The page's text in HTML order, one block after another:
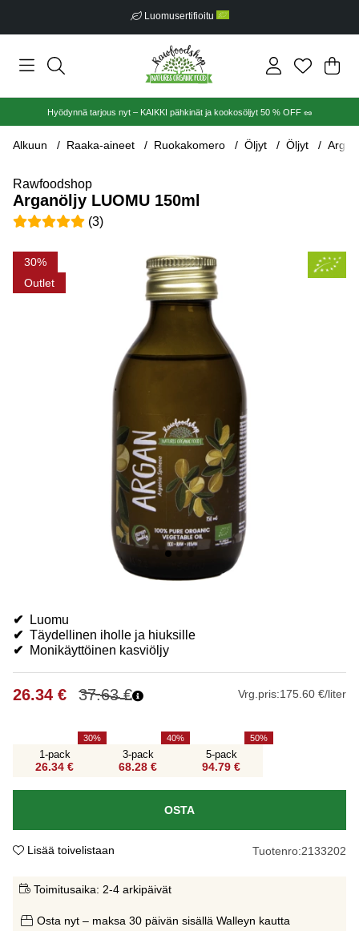
Luomusertifioitu
.
Hyödynnä tarjous nyt – KAIKKI pähkinät ja kookosöljyt 50 % OFF 🥜
Alkuun Raaka-aineet Ruokakomero Öljyt Öljyt
Rawfoodshop
Arganöljy LUOMU 150ml
Keskiarvoluokitus 5 / 5 Arvioiden määrä 3
(3)
30
Outlet
Tuotekuvat Arganöljy LUOMU 150ml
✔ Luomu
✔ Täydellinen iholle ja hiuksille
✔ Monikäyttöinen kasviöljy
37.63€
26.34 € Vrg.pris:175.60 €/liter
1-pack
26.34 €
30
3-pack
68.28 €
40
5-pack
94.79 €
50
OSTA
Lisää toivelistaan Tuotenro:2133202
Toimitusaika: 2-4 arkipäivät
Osta nyt – maksa 30 päivän sisällä Walleyn kautta